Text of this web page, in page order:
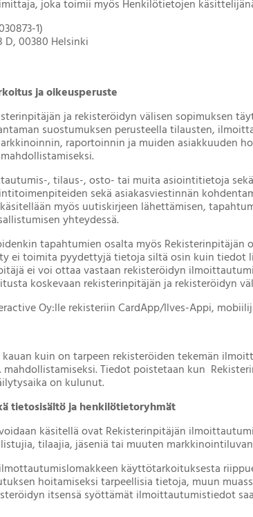
joka toimii myös Henkilötietojen
1)
00380 Helsinki
ja oikeusperuste
ja rekisteröidyn välisen sopimuksen
suostumuksen perusteella tilausten,
raportoinnin ja muiden asiakkuuden
, tilaus-, osto- tai muita asiointitietoja
sekä asiakasviestinnän
myös uutiskirjeen lähettämisen,
yhteydessä.
tapahtumien osalta myös
ei toimita pyydettyjä tietoja siltä osin kuin tiedot
ei voi ottaa vastaan rekisteröidyn
koskevaan rekisterinpitäjän ja rekisteröidyn
Oy:lle rekisteriin CardApp/Ilves-Appi,
kuin on tarpeen rekisteröiden tekemän
Tiedot poistetaan kun
on kulunut.
tietosisältö ja henkilötietoryhmät
käsitellä ovat Rekisterinpitäjän
tilaajia, jäseniä tai muuten
käyttötarkoituksesta
hoitamiseksi tarpeellisia tietoja, muun
itsensä syöttämät ilmoittautumistiedot